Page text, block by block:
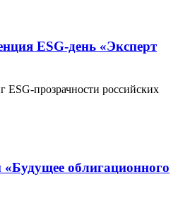
ESG-день «Эксперт
прозрачности российских
облигационного